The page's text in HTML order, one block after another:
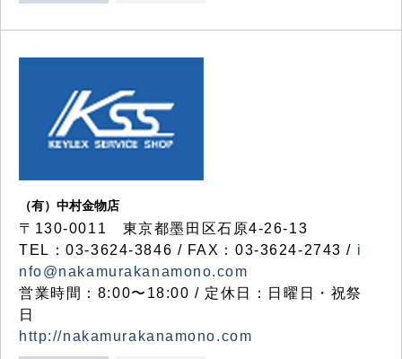
（有）中村金物店
〒130-0011 東京都墨田区石原4-26-13
TEL：03-3624-3846 / FAX：03-3624-2743 / i
nfo@nakamurakanamono.com
営業時間：8:00〜18:00 / 定休日：日曜日・祝祭
日
http://nakamurakanamono.com